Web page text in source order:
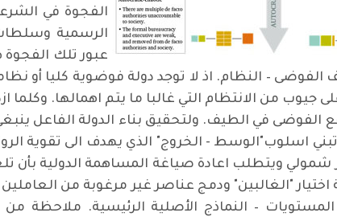
الفجوة في
الرسمية
عبور تلك الفجوة
– النظام. اذ لا توجد دولة فوضوية كليا أو
جيوب من الانتظام التي غالبا ما يتم اهمالها.
الفوضى في الطيف. ولتحقيق بناء الدولة الفاعل
اسلوب"الوسط - الخروج" الذي يهدف الى تقوية
شمولي ويتطلب اعادة صياغة المساهمة الدولية بأن
المستويات – النماذج الأصلية الرئيسية. ملاحظة